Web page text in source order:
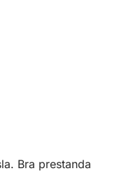
Bra prestanda